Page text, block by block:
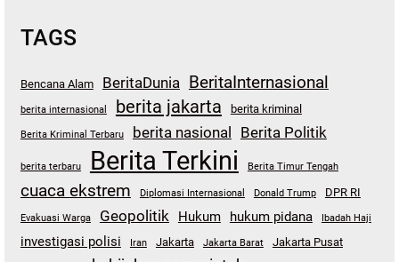
TAGS
Bencana Alam BeritaDunia BeritaInternasional
berita internasional berita jakarta berita kriminal
Berita Kriminal Terbaru berita nasional Berita Politik
berita terbaru Berita Terkini Berita Timur Tengah
cuaca ekstrem Diplomasi Internasional Donald Trump DPR RI
Evakuasi Warga Geopolitik Hukum hukum pidana Ibadah Haji
investigasi polisi Iran Jakarta Jakarta Barat Jakarta Pusat